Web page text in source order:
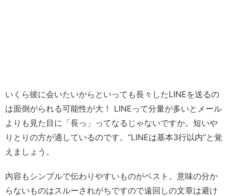
いくら彼に会いたいからといっても長々したLINEを送るの
は面倒がられる可能性が大！ LINEって分量が多いとメール
よりも見た目に「長っ」ってなるじゃないですか。短いや
りとりの方が適しているのです。“LINEは基本3行以内”と覚
えましょう。
内容もシンプルで伝わりやすいものがベスト。意味の分か
らないものはスルーされがちですので遠回しの文章は避け